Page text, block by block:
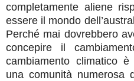
completamente aliene
essere il mondo
Perché mai dovrebbero
concepire il
cambiamento climatico
una comunità numerosa